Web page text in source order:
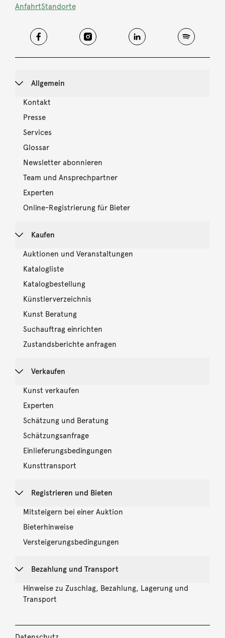
AnfahrtStandorte
Allgemein
Kontakt
Presse
Services
Glossar
Newsletter abonnieren
Team und Ansprechpartner
Experten
Online-Registrierung für Bieter
Kaufen
Auktionen und Veranstaltungen
Katalogliste
Katalogbestellung
Künstlerverzeichnis
Kunst Beratung
Suchauftrag einrichten
Zustandsberichte anfragen
Verkaufen
Kunst verkaufen
Experten
Schätzung und Beratung
Schätzungsanfrage
Einlieferungsbedingungen
Kunsttransport
Registrieren und Bieten
Mitsteigern bei einer Auktion
Bieterhinweise
Versteigerungsbedingungen
Bezahlung und Transport
Hinweise zu Zuschlag, Bezahlung, Lagerung und
Transport